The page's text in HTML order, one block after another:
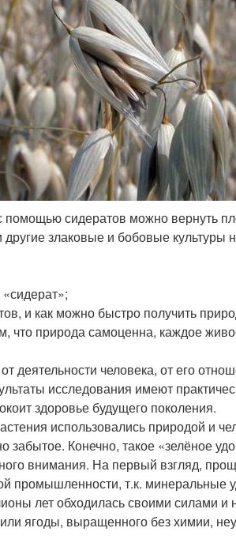
помощью сидератов можно вернуть
злаковые и бобовые
и как можно быстро получить
что природа самоценна, каждое
деятельности человека, от его
исследования имеют
здоровье будущего поколения.
использовались природой и
Конечно, такое «зелёное
внимания. На первый взгляд,
промышленности, т.к. минеральные
лет обходилась своими силами и
ягоды, выращенного без химии,